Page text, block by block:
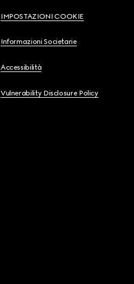
IMPOSTAZIONI COOKIE
Informazioni Societarie
Accessibilità
Vulnerability Disclosure Policy